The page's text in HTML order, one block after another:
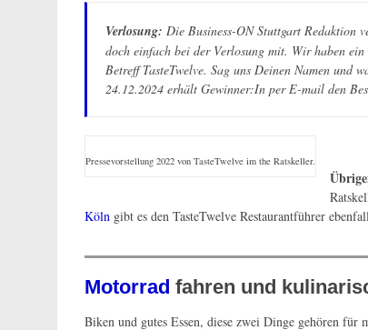
Verlosung: Die Business-ON Stuttgart Redaktion
doch einfach bei der Verlosung mit. Wir haben
Betreff TasteTwelve. Sag uns Deinen Namen und
24.12.2024 erhält Gewinner:In per E-mail den
Pressevorstellung 2022 von TasteTwelve im the Ratskeller.
Köln gibt es den TasteTwelve Restaurantführer
Motorrad fahren und
Biken und gutes Essen, diese zwei Dinge gehören